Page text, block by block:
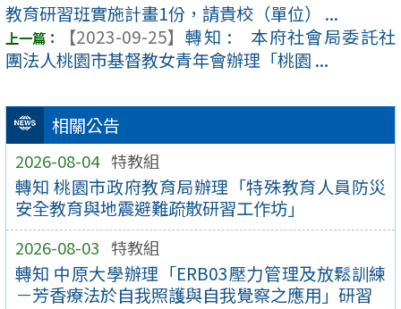
相關公告
2026-08-04 特教組
轉知 桃園市政府教育局辦理「特殊教育人員防災
安全教育與地震避難疏散研習工作坊」
2026-08-03 特教組
轉知 中原大學辦理「ERB03壓力管理及放鬆訓練
－芳香療法於自我照護與自我覺察之應用」研習
教育研習班實施計畫1份，請貴校（單位） ...
【2023-09-25】 轉知 : 本府社會局委託社
團法人桃園市基督教女青年會辦理「桃園 ...